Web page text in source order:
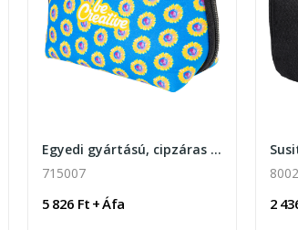
Egyedi gyártású, cipzáras kozmetikai táska
715007
5 826 Ft + Áfa 2